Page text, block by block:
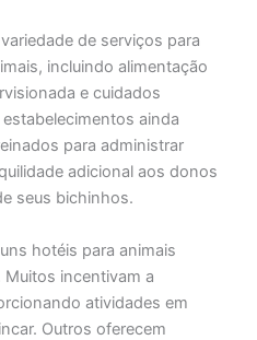
de serviços para
incluindo alimentação
e cuidados
ainda
para administrar
adicional aos donos
seus bichinhos.
hotéis para animais
incentivam a
atividades em
Outros oferecem